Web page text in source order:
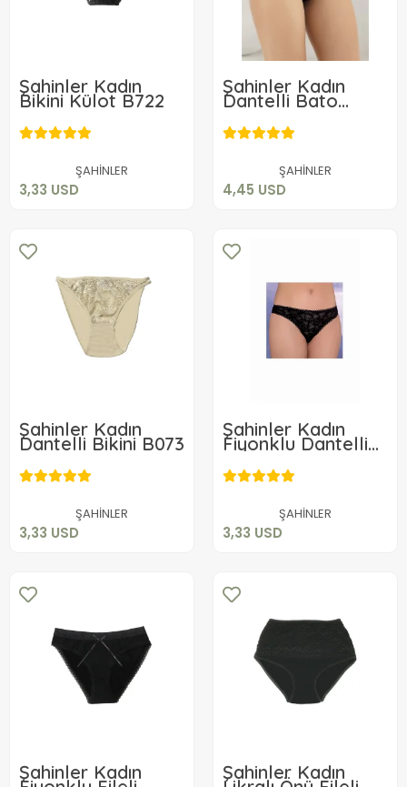
Şahinler Kadın
Bikini Külot B722
ŞAHİNLER
3,33 USD
3,33 USD
Sepete Ekle
Şahinler Kadın
Dantelli Bato
B3092
ŞAHİNLER
4,45 USD
4,45 USD
Sepete Ekle
Şahinler Kadın
Dantelli Bikini B073
ŞAHİNLER
3,33 USD
3,33 USD
Sepete Ekle
Şahinler Kadın
Fiyonklu Dantelli
Bikini B768
ŞAHİNLER
3,33 USD
3,33 USD
Sepete Ekle
Şahinler Kadın Şahinler Kadın